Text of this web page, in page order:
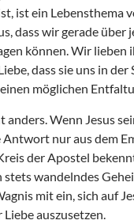
ist ein Lebensthema
dass wir gerade über
können. Wir lieben
dass sie uns in
möglichen
anders. Wenn Jesus
nur aus dem
der Apostel
stets wandelndes
mit ein, sich auf
auszusetzen.